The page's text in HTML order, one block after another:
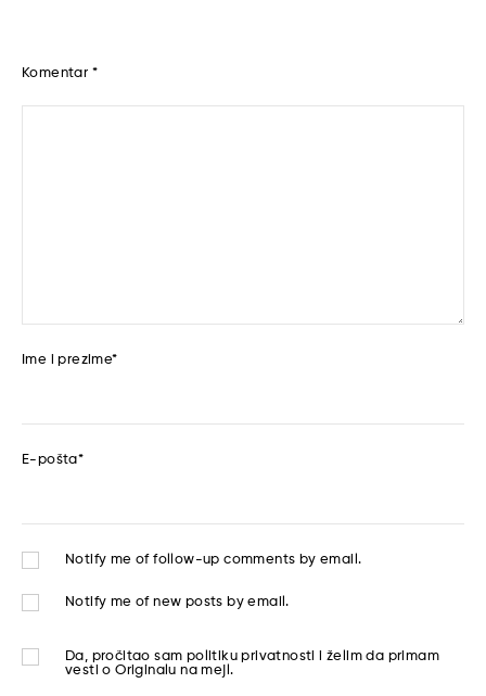
Komentar *
Ime i prezime*
E-pošta*
Notify me of follow-up comments by email.
Notify me of new posts by email.
Da, pročitao sam politiku privatnosti
i želim da primam
vesti o Originalu na mejl.